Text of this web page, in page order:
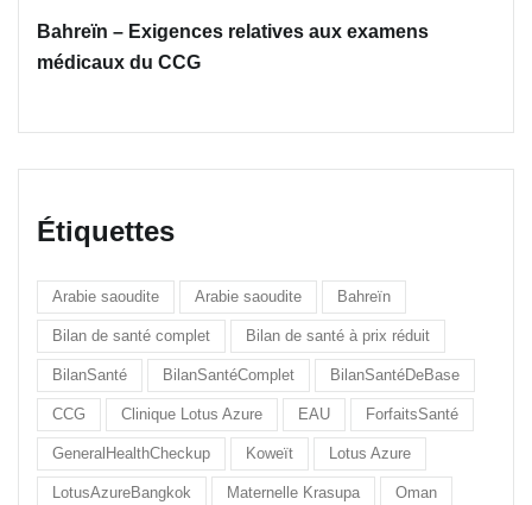
Bahreïn – Exigences relatives aux examens
médicaux du CCG
Étiquettes
Arabie saoudite Arabie saoudite Bahreïn
Bilan de santé complet Bilan de santé à prix réduit
BilanSanté BilanSantéComplet BilanSantéDeBase
CCG Clinique Lotus Azure EAU ForfaitsSanté
GeneralHealthCheckup Koweït Lotus Azure
LotusAzureBangkok Maternelle Krasupa Oman